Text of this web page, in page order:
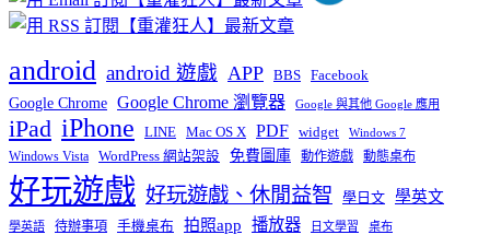
android android 遊戲 APP BBS Facebook
Google Chrome Google Chrome 瀏覽器 Google 與其他 Google 應用
iPad iPhone LINE Mac OS X PDF widget Windows 7
Windows Vista WordPress 網站架設 免費圖庫 動作遊戲 動態桌布
好玩遊戲 好玩遊戲、休閒益智 學日文 學英文
學英語 待辦事項 手機桌布 拍照app 播放器 日文學習 桌布